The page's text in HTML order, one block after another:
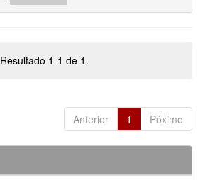
Resultado 1-1 de 1.
Anterior 1 Póximo